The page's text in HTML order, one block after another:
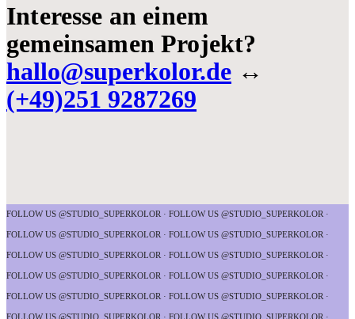
Interesse an einem
gemeinsamen Projekt?
hallo@superkolor.de ↔
(+49)251 9287269
FOLLOW US @STUDIO_SUPERKOLOR · FOLLOW US @STUDIO_SUPERKOLOR ·
FOLLOW US @STUDIO_SUPERKOLOR · FOLLOW US @STUDIO_SUPERKOLOR ·
FOLLOW US @STUDIO_SUPERKOLOR · FOLLOW US @STUDIO_SUPERKOLOR ·
FOLLOW US @STUDIO_SUPERKOLOR · FOLLOW US @STUDIO_SUPERKOLOR ·
FOLLOW US @STUDIO_SUPERKOLOR · FOLLOW US @STUDIO_SUPERKOLOR ·